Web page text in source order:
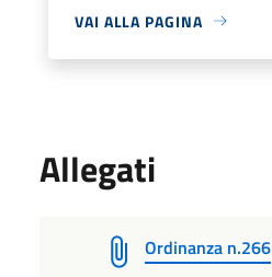
VAI ALLA PAGINA
Allegati
Ordinanza n.266